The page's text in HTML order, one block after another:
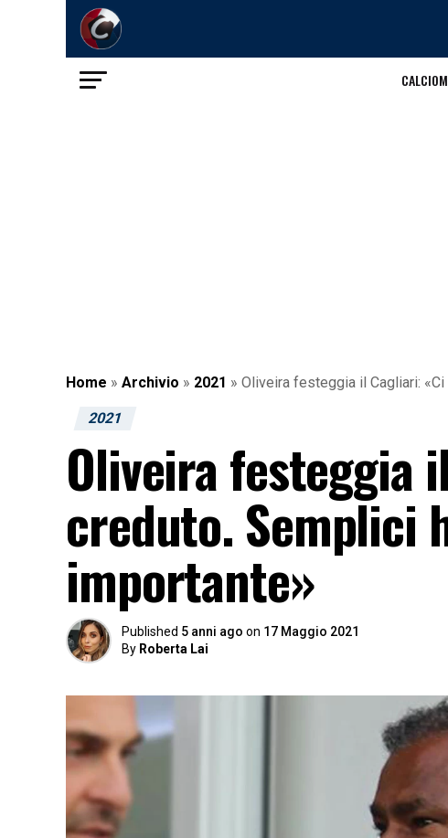
Home » Archivio » 2021 » Oliveira festeggia il Cagliari:
2021
Oliveira festeggia
creduto. Semplici
importante»
Published 5 anni ago on 17 Maggio 2021
By Roberta Lai